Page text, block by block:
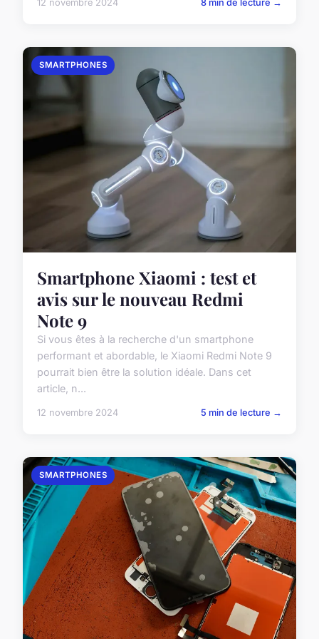
12 novembre 2024 8 min de lecture →
SMARTPHONES
Smartphone Xiaomi : test et
avis sur le nouveau Redmi
Note 9
Si vous êtes à la recherche d'un smartphone
performant et abordable, le Xiaomi Redmi Note 9
pourrait bien être la solution idéale. Dans cet
article, n...
12 novembre 2024 5 min de lecture →
SMARTPHONES